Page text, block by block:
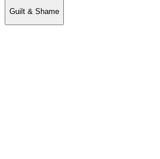
Guilt & Shame